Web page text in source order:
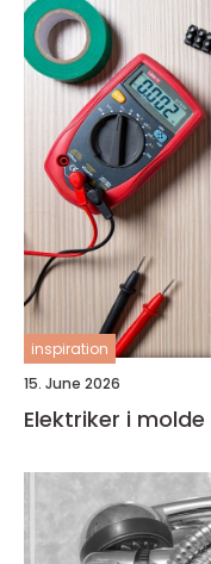
inspiration
15. June 2026